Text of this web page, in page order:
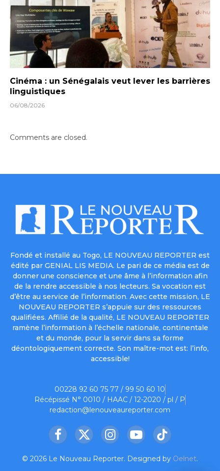
Cinéma : un Sénégalais veut lever les barrières
linguistiques
06/08/2026
Comments are closed.
Fondé et installé au Togo, LE NOUVEAU REPORTER est
édité par GENIAL LIS MEDIA. Le pari de ce média est de
donner une conscience et une âme à l’information afin
de la rendre accessible à nos lecteurs. Sa vocation est
d’être au service de l’information. Avec cette mission, LE
NOUVEAU REPORTER s’appuie sur des ressources
qualifiées. Affilié de la qualité, LE NOUVEAU REPORTER
ramène l’information à l’échelle nationale, continentale
et du monde, pour la servir dans sa forme
déontologiquement correcte. Son maître-mot est: l’info,
accessible!
00228 92 60 75 77 / 99 50 60 10
Récépissé N° 0010 / HAAC / 12-2020 / pl / P
redaction@lenouveaureporter.com
Facebook
X
InstagramYouTubeTikTok
© 2026 Le Nouveau Reporter. Designed by Oelnet.